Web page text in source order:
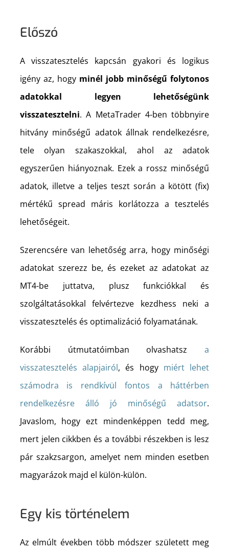
Előszó
A visszatesztelés kapcsán gyakori és logikus
igény az, hogy minél jobb minőségű folytonos
adatokkal legyen lehetőségünk
visszatesztelni. A MetaTrader 4-ben többnyire
hitvány minőségű adatok állnak rendelkezésre,
tele olyan szakaszokkal, ahol az adatok
egyszerűen hiányoznak. Ezek a rossz minőségű
adatok, illetve a teljes teszt során a kötött (fix)
mértékű spread máris korlátozza a tesztelés
lehetőségeit.
Szerencsére van lehetőség arra, hogy minőségi
adatokat szerezz be, és ezeket az adatokat az
MT4-be juttatva, plusz funkciókkal és
szolgáltatásokkal felvértezve kezdhess neki a
visszatesztelés és optimalizáció folyamatának.
Korábbi útmutatóimban olvashatsza
visszatesztelés alapjairól, és hogy miért lehet
számodra is rendkívül fontos a háttérben
rendelkezésre álló jó minőségű adatsor.
Javaslom, hogy ezt mindenképpen tedd meg,
mert jelen cikkben és a további részekben is lesz
pár szakzsargon, amelyet nem minden esetben
magyarázok majd el külön-külön.
Egy kis történelem
Az elmúlt években több módszer született meg